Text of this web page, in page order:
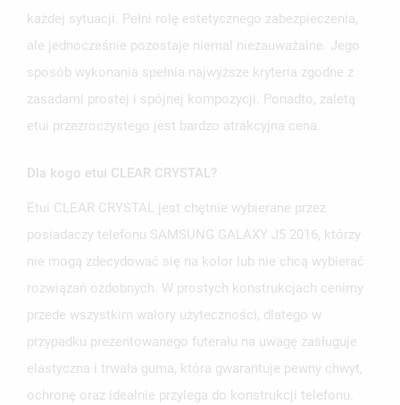
każdej sytuacji. Pełni rolę estetycznego zabezpieczenia,
ale jednocześnie pozostaje niemal niezauważalne. Jego
sposób wykonania spełnia najwyższe kryteria zgodne z
zasadami prostej i spójnej kompozycji. Ponadto, zaletą
etui przezroczystego jest bardzo atrakcyjna cena.
Dla kogo etui CLEAR CRYSTAL?
Etui CLEAR CRYSTAL jest chętnie wybierane przez
posiadaczy telefonu SAMSUNG GALAXY J5 2016, którzy
nie mogą zdecydować się na kolor lub nie chcą wybierać
rozwiązań ozdobnych. W prostych konstrukcjach cenimy
przede wszystkim walory użyteczności, dlatego w
przypadku prezentowanego futerału na uwagę zasługuje
elastyczna i trwała guma, która gwarantuje pewny chwyt,
ochronę oraz idealnie przylega do konstrukcji telefonu.
MOJE LISTY ŻYCZEŃ
add_circle_outline UTWÓRZ NOWĄ LISTĘ
UTWÓRZ LISTĘ ŻYCZEŃ
ZALOGUJ SIĘ
SWOJEJ LIŚCIE ŻYCZEŃ.
ANULUJ ZALOGUJ SIĘ